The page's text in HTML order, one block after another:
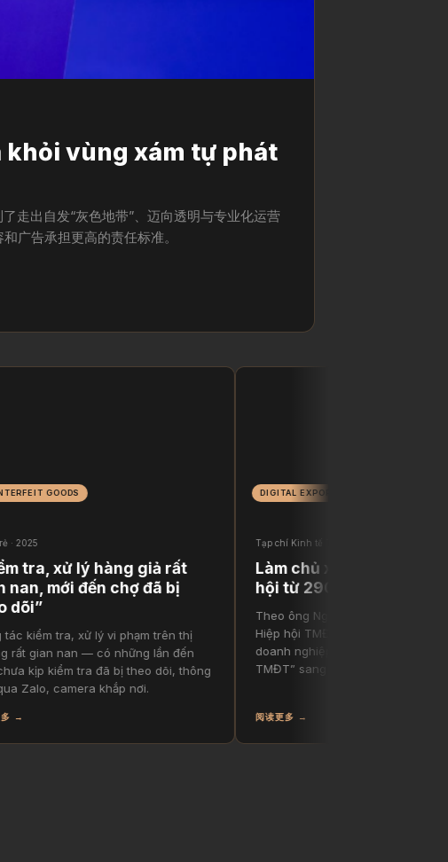
vùng xám tự phát
走出自发“灰色地带”、迈向透明与专业化运营
广告承担更高的责任标准。
GOODS
xử lý hàng giả rất
mới đến chợ đã bị
tra, xử lý vi phạm trên thị
nan — có những lần đến
kiểm tra đã bị theo dõi, thông
camera khắp nơi.
DIGITAL EXPORT 新
Tạp chí Kinh tế Tài chính · 2026
Làm chủ xuất khẩu số để đón
hội từ 290 tỷ USD
Theo ông Nguyễn Tấn Phong, Phó Chủ
Hiệp hội TMĐT Việt Nam, đây là giai đoạn
doanh nghiệp Việt cần chuyển từ “tham
TMĐT” sang “làm chủ xuất khẩu số”.
阅读更多 →